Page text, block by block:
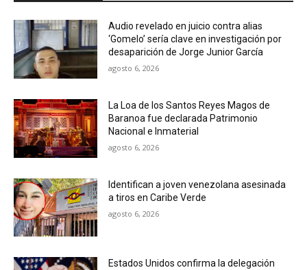
Audio revelado en juicio contra alias
‘Gomelo’ sería clave en investigación por
desaparición de Jorge Junior García
agosto 6, 2026
La Loa de los Santos Reyes Magos de
Baranoa fue declarada Patrimonio
Nacional e Inmaterial
agosto 6, 2026
Identifican a joven venezolana asesinada
a tiros en Caribe Verde
agosto 6, 2026
Estados Unidos confirma la delegación